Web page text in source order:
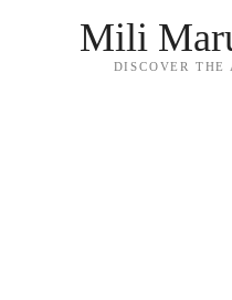
Mili
DISCOVER THE